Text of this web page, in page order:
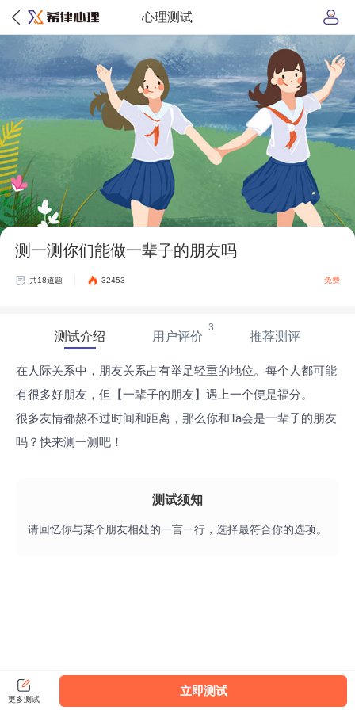
心理测试
测一测你们能做一辈子的朋友吗
共18道题 32453 免费
测试介绍 用户评价
3
推荐测评
在人际关系中，朋友关系占有举足轻重的地位。每个人都可能
有很多好朋友，但【一辈子的朋友】遇上一个便是福分。
很多友情都熬不过时间和距离，那么你和Ta会是一辈子的朋友
吗？快来测一测吧！
测试须知
请回忆你与某个朋友相处的一言一行，选择最符合你的选项。
更多测试
立即测试